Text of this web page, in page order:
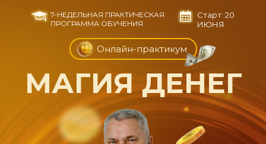
7-НЕДЕЛЬНАЯ ПРАКТИЧЕСКАЯ
ПРОГРАММА ОБУЧЕНИЯ
Старт: 20
ИЮНЯ
МАГИЯ ДЕНЕГ
Онлайн-практикум